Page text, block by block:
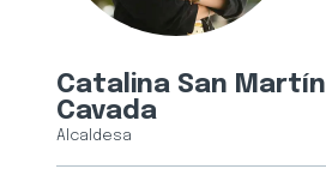
Catalina San Martín
Cavada
Alcaldesa